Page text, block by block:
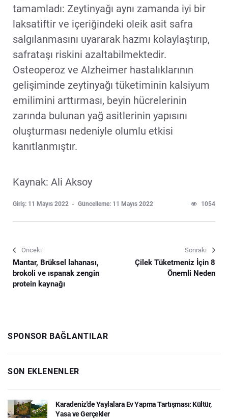
tamamladı: Zeytinyağı aynı zamanda iyi bir
laksatiftir ve içeriğindeki oleik asit safra
salgılanmasını uyararak hazmı kolaylaştırıp,
safrataşı riskini azaltabilmektedir.
Osteoperoz ve Alzheimer hastalıklarının
gelişiminde zeytinyağı tüketiminin kalsiyum
emilimini arttırması, beyin hücrelerinin
zarında bulunan yağ asitlerinin yapısını
oluşturması nedeniyle olumlu etkisi
kanıtlanmıştır.
Kaynak: Ali Aksoy
Giriş: 11 Mayıs 2022 Güncelleme: 11 Mayıs 2022 1054
Önceki
Mantar, Brüksel lahanası,
brokoli ve ıspanak zengin
protein kaynağı
Sonraki
Çilek Tüketmeniz İçin 8
Önemli Neden
SPONSOR BAĞLANTILAR
SON EKLENENLER
Karadeniz'de Yaylalara Ev Yapma Tartışması: Kültür,
Yasa ve Gerçekler